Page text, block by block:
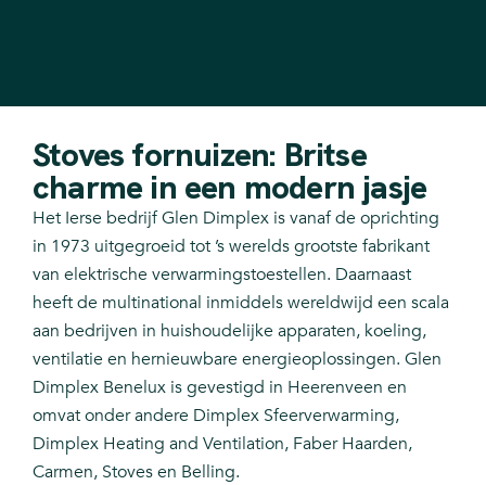
Stoves fornuizen: Britse
charme in een modern jasje
Het Ierse bedrijf Glen Dimplex is vanaf de oprichting
in 1973 uitgegroeid tot ’s werelds grootste fabrikant
van elektrische verwarmingstoestellen. Daarnaast
heeft de multinational inmiddels wereldwijd een scala
aan bedrijven in huishoudelijke apparaten, koeling,
ventilatie en hernieuwbare energieoplossingen. Glen
Dimplex Benelux is gevestigd in Heerenveen en
omvat onder andere Dimplex Sfeerverwarming,
Dimplex Heating and Ventilation, Faber Haarden,
Carmen, Stoves en Belling.